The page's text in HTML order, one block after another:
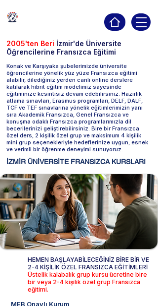
2005'ten Beri İzmir'de Üniversite
Öğrencilerine Fransızca Eğitimi
Konak ve Karşıyaka şubelerimizde üniversite
öğrencilerine yönelik yüz yüze Fransızca eğitimi
alabilir, dilediğiniz yerden canlı online derslere
katılarak hibrit eğitim modelimiz sayesinde
eğitiminize kesintisiz devam edebilirsiniz. Hazırlık
atlama sınavları, Erasmus programları, DELF, DALF,
TCF ve TEF sınavlarına yönelik eğitimlerimizin yanı
sıra Akademik Fransızca, Genel Fransızca ve
konuşma odaklı Fransızca programlarımızla dil
becerilerinizi geliştirebilirsiniz. Bire bir Fransızca
özel ders, 2 kişilik özel grup ve maksimum 4 kişilik
mini grup seçenekleriyle hedeflerinize uygun, esnek
ve verimli bir öğrenme deneyimi sunuyoruz.
İZMİR ÜNİVERSİTE FRANSIZCA KURSLARI
HEMEN BAŞLAYABİLECEĞİNİZ BİRE BİR VE
2-4 KİŞİLİK ÖZEL FRANSIZCA EĞİTİMLERİ
Üstelik kalabalık grup kursu ücretine bire
bir veya 2-4 kişilik özel grup Fransızca
eğitimi.
MEB Onaylı Kurum